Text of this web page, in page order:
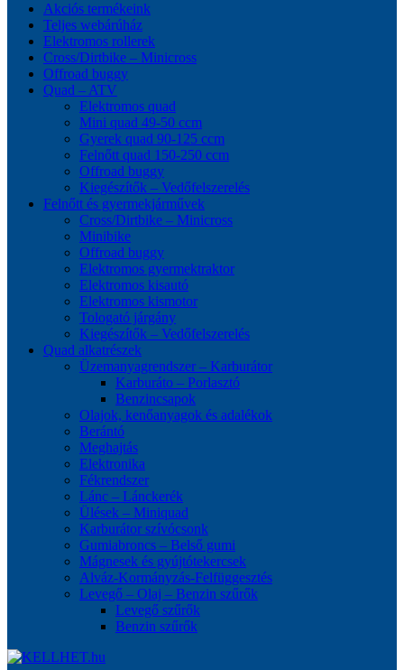
Akciós termékeink
Teljes webárúház
Elektromos rollerek
Cross/Dirtbike – Minicross
Offroad buggy
Quad – ATV
Elektromos quad
Mini quad 49-50 ccm
Gyerek quad 90-125 ccm
Felnőtt quad 150-250 ccm
Offroad buggy
Kiegészítők – Vedőfelszerelés
Felnőtt és gyermekjárművek
Cross/Dirtbike – Minicross
Minibike
Offroad buggy
Elektromos gyermektraktor
Elektromos kisautó
Elektromos kismotor
Tologató járgány
Kiegészítők – Vedőfelszerelés
Quad alkatrészek
Üzemanyagrendszer – Karburátor
Karburáto – Porlasztó
Benzincsapok
Olajok, kenőanyagok és adalékok
Berántó
Meghajtás
Elektronika
Fékrendszer
Lánc – Lánckerék
Ülések – Miniquad
Karburátor szívócsonk
Gumiabroncs – Belső gumi
Mágnesek és gyújtótekercsek
Alváz-Kormányzás-Felfüggesztés
Levegő – Olaj – Benzin szűrők
Levegő szűrők
Benzin szűrők